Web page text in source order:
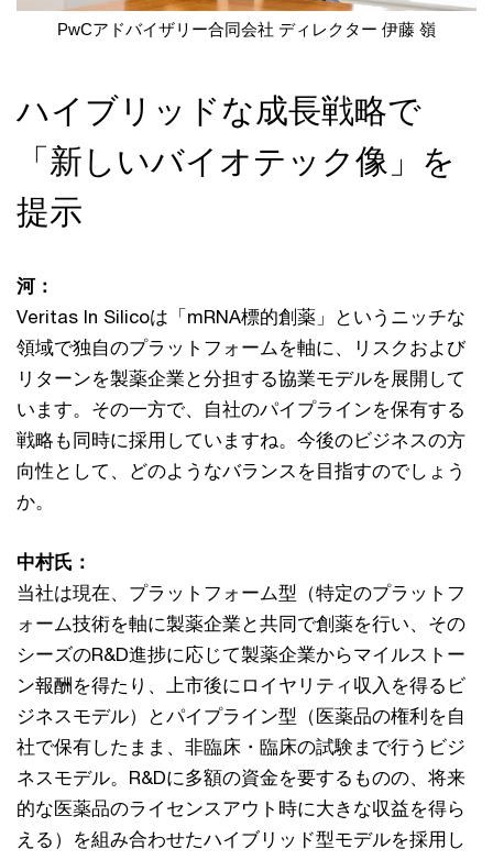
PwCアドバイザリー合同会社 ディレクター 伊藤 嶺
ハイブリッドな成長戦略で
「新しいバイオテック像」を
提示
河：
Veritas In Silicoは「mRNA標的創薬」というニッチな
領域で独自のプラットフォームを軸に、リスクおよび
リターンを製薬企業と分担する協業モデルを展開して
います。その一方で、自社のパイプラインを保有する
戦略も同時に採用していますね。今後のビジネスの方
向性として、どのようなバランスを目指すのでしょう
か。
中村氏：
当社は現在、プラットフォーム型（特定のプラットフ
ォーム技術を軸に製薬企業と共同で創薬を行い、その
シーズのR&D進捗に応じて製薬企業からマイルストー
ン報酬を得たり、上市後にロイヤリティ収入を得るビ
ジネスモデル）とパイプライン型（医薬品の権利を自
社で保有したまま、非臨床・臨床の試験まで行うビジ
ネスモデル。R&Dに多額の資金を要するものの、将来
的な医薬品のライセンスアウト時に大きな収益を得ら
える）を組み合わせたハイブリッド型モデルを採用し